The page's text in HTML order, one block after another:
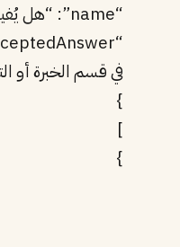
“name”: “هل يُفيد تمهير HRDF في تحسين فرص التوظيف؟”,
في قسم الخبرة أو
}
]
}